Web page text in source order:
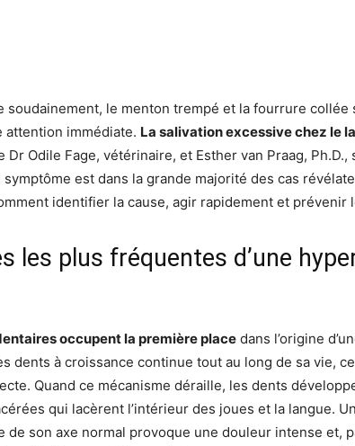
soudainement, le menton trempé et la fourrure collée
attention immédiate. La salivation excessive chez le
Dr Odile Fage, vétérinaire, et Esther van Praag, Ph.D.,
est dans la grande majorité des cas
identifier la cause, agir rapidement et prévenir
les plus fréquentes d’une
occupent la première place dans l’origine
dents à croissance continue tout au long de sa vie,
Quand ce mécanisme déraille, les dents
qui lacèrent l’intérieur des joues et la langue.
de son axe normal provoque une douleur intense et,